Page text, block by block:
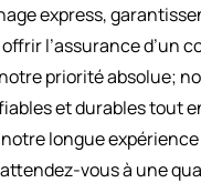
express,
l’assurance d’un
priorité absolue;
et durables tout
longue
vous à une